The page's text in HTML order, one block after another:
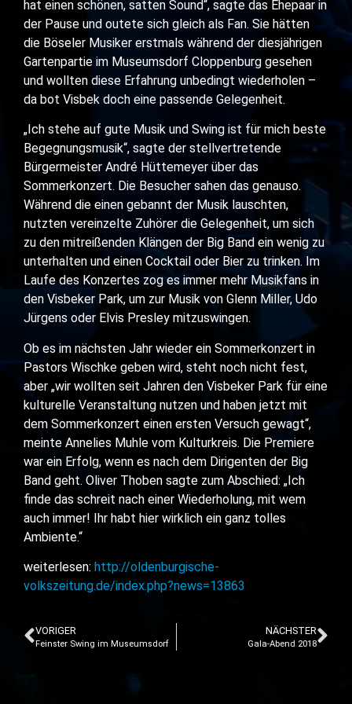
hat einen schönen, satten Sound“, sagte das Ehepaar in
der Pause und outete sich gleich als Fan. Sie hätten
die Böseler Musiker erstmals während der diesjährigen
Gartenpartie im Museumsdorf Cloppenburg gesehen
und wollten diese Erfahrung unbedingt wiederholen –
da bot Visbek doch eine passende Gelegenheit.
„Ich stehe auf gute Musik und Swing ist für mich beste
Begegnungsmusik“, sagte der stellvertretende
Bürgermeister André Hüttemeyer über das
Sommerkonzert. Die Besucher sahen das genauso.
Während die einen gebannt der Musik lauschten,
nutzten vereinzelte Zuhörer die Gelegenheit, um sich
zu den mitreißenden Klängen der Big Band ein wenig zu
unterhalten und einen Cocktail oder Bier zu trinken. Im
Laufe des Konzertes zog es immer mehr Musikfans in
den Visbeker Park, um zur Musik von Glenn Miller, Udo
Jürgens oder Elvis Presley mitzuswingen.
Ob es im nächsten Jahr wieder ein Sommerkonzert in
Pastors Wischke geben wird, steht noch nicht fest,
aber „wir wollten seit Jahren den Visbeker Park für eine
kulturelle Veranstaltung nutzen und haben jetzt mit
dem Sommerkonzert einen ersten Versuch gewagt“,
meinte Annelies Muhle vom Kulturkreis. Die Premiere
war ein Erfolg, wenn es nach dem Dirigenten der Big
Band geht. Oliver Thoben sagte zum Abschied: „Ich
finde das schreit nach einer Wiederholung, mit wem
auch immer! Ihr habt hier wirklich ein ganz tolles
Ambiente.“
weiterlesen: http://oldenburgische-
volkszeitung.de/index.php?news=13863
VORIGER
Feinster Swing im Museumsdorf
NÄCHSTER
Gala-Abend 2018